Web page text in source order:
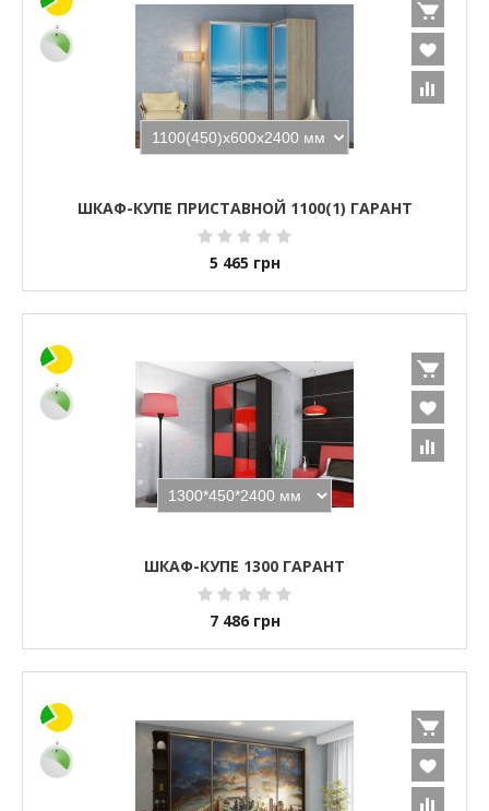
ШКАФ-КУПЕ ПРИСТАВНОЙ 1100(1) ГАРАНТ
5 465 грн
ШКАФ-КУПЕ 1300 ГАРАНТ
7 486 грн